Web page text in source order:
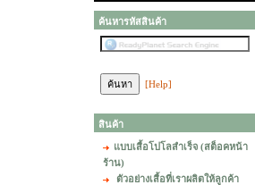
ค้นหารหัสสินค้า
[Help]
สินค้า
แบบเสื้อโปโลสำเร็จ (สต็อคหน้า
ร้าน)
ตัวอย่างเสื้อที่เราผลิตให้ลูกค้า